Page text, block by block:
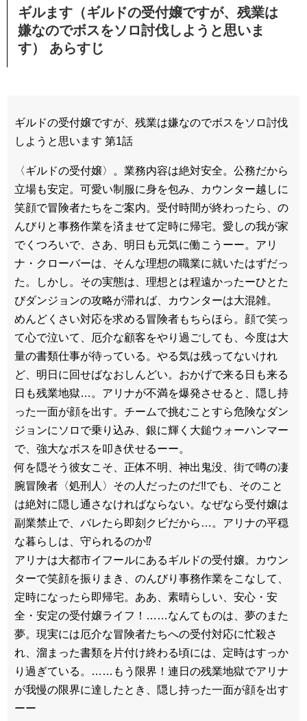
ギルます（ギルドの受付嬢ですが、残業は
嫌なのでボスをソロ討伐しようと思いま
す） あらすじ
ギルドの受付嬢ですが、残業は嫌なのでボスをソロ討伐
しようと思います 第1話
〈ギルドの受付嬢〉。業務内容は絶対安全。公務だから
立場も安定。可愛い制服に身を包み、カウンター越しに
笑顔で冒険者たちをご案内。受付時間が終わったら、の
んびりと事務作業を済ませて定時に帰宅。愛しの我が家
でくつろいで、さあ、明日も元気に働こうーー。アリ
ナ・クローバーは、そんな理想の職業に就いたはずだっ
た。しかし。その実態は、理想とは程遠かったーひとた
びダンジョンの攻略が滞れば、カウンターは大混雑。
めんどくさい対応を求める冒険者もちらほら。顔で笑っ
て心で泣いて、厄介な顧客をやり過ごしても、今度は大
量の書類仕事が待っている。やる気は残ってないけれ
ど、明日に回せばなおしんどい。おかげで来る日も来る
日も残業地獄…。アリナが不満を爆発させると、隠し持
った一面が顔を出す。チームで挑むことすら危険なダン
ジョンにソロで乗り込み、銀に輝く大鎚ウォーハンマー
で、強大なボスを叩き伏せるーー。
何を隠そう彼女こそ、正体不明、神出鬼没、街で噂の凄
腕冒険者〈処刑人〉その人だったのだ‼でも、そのこと
は絶対に隠し通さなければならない。なぜなら受付嬢は
副業禁止で、バレたら即刻クビだから…。アリナの平穏
な暮らしは、守られるのか⁉
アリナは大都市イフールにあるギルドの受付嬢。カウン
ターで笑顔を振りまき、のんびり事務作業をこなして、
定時になったら即帰宅。ああ、素晴らしい、安心・安
全・安定の受付嬢ライフ！……なんてものは、夢のまた
夢。現実には厄介な冒険者たちへの受付対応に忙殺さ
れ、溜まった書類を片付け終わる頃には、定時はすっか
り過ぎている。……もう限界！連日の残業地獄でアリナ
が我慢の限界に達したとき、隠し持った一面が顔を出す
ーー